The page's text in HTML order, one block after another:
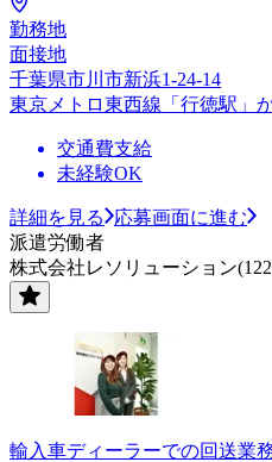
勤務地
面接地
千葉県市川市新浜1-24-14
東京メトロ東西線「行徳駅」
交通費支給
未経験OK
詳細を見る
応募画面に進む
派遣労働者
株式会社レソリューション
輸入車ディーラーでの回送業